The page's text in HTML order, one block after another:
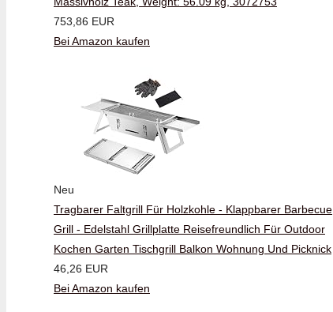
753,86 EUR
Bei Amazon kaufen
Neu
Tragbarer Faltgrill Für Holzkohle - Klappbarer Barbecue
Grill - Edelstahl Grillplatte Reisefreundlich Für Outdoor
Kochen Garten Tischgrill Balkon Wohnung Und Picknick
46,26 EUR
Bei Amazon kaufen